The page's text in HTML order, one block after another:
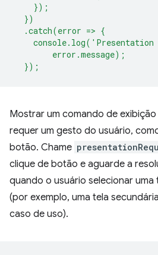
    });
  })
  .catch(error => {
        error.message);
  });
Mostrar um comando de
requer um gesto do usuário,
botão. Chame
clique de botão e aguarde a
quando o usuário selecionar
(por exemplo, uma tela
caso de uso).